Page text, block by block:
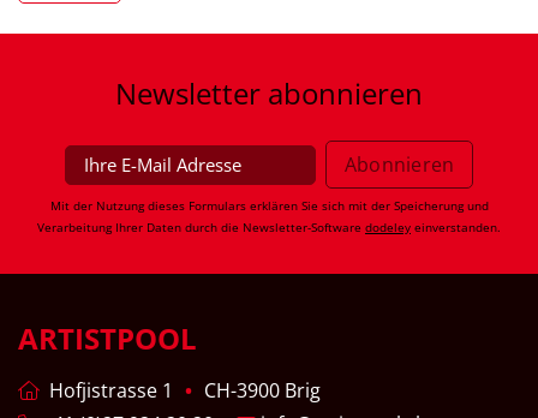
Newsletter abonnieren
Mit der Nutzung dieses Formulars erklären Sie sich mit der Speicherung und
Verarbeitung Ihrer Daten durch die Newsletter-Software dodeley einverstanden.
ARTISTPOOL
Hofjistrasse 1
CH-3900 Brig